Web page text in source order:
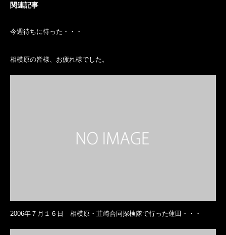
関連記事
今週待ちに待った・・・
相模原の皆様、お疲れ様でした。
2006年７月１６日 相模原・韮崎合同探検隊で行った蓮田・・・